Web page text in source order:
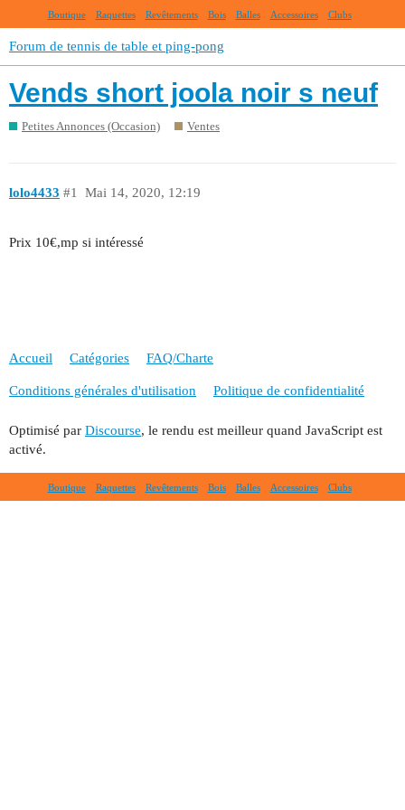
Boutique Raquettes Revêtements Bois Balles Accessoires Clubs
Forum de tennis de table et ping-pong
Vends short joola noir s neuf
Petites Annonces (Occasion) Ventes
lolo4433 Mai 14, 2020, 12:19
#1
Prix 10€,mp si intéressé
Accueil Catégories FAQ/Charte
Conditions générales d'utilisation Politique de confidentialité
Optimisé par Discourse, le rendu est meilleur quand JavaScript est
activé.
Boutique Raquettes Revêtements Bois Balles Accessoires Clubs